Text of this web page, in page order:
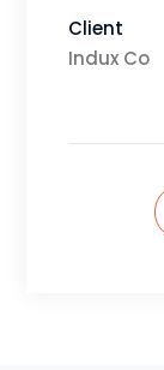
Client
Indux Co